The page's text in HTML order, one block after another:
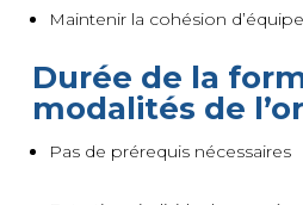
Maintenir la cohésion d’équipe
Durée de la
modalités de
Pas de prérequis nécessaires